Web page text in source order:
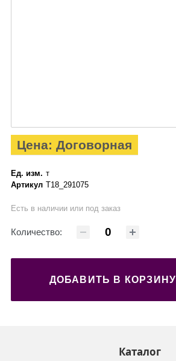
Цена: Договорная
Ед. изм. т
Артикул Т18_291075
Есть в наличии или под заказ
Количество:
ДОБАВИТЬ В КОРЗИНУ
Каталог